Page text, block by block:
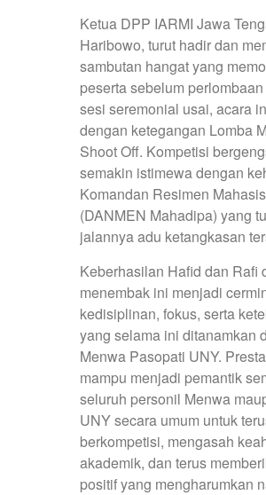
Ketua DPP IARMI Jawa
Haribowo, turut hadir dan
sambutan hangat yang
peserta sebelum
sesi seremonial usai, acara
dengan ketegangan Lomba
Shoot Off. Kompetisi
semakin istimewa dengan
Komandan Resimen
(DANMEN Mahadipa) yang
jalannya adu ketangkasan
Keberhasilan Hafid dan Rafi
menembak ini menjadi
kedisiplinan, fokus, serta
yang selama ini ditanamkan
Menwa Pasopati UNY.
mampu menjadi pemantik
seluruh personil Menwa
UNY secara umum untuk
berkompetisi, mengasah
akademik, dan terus
positif yang mengharumkan